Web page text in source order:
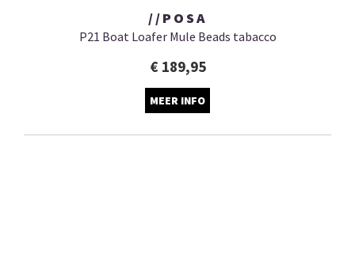
//POSA
P21 Boat Loafer Mule Beads tabacco
€ 189,95
MEER INFO